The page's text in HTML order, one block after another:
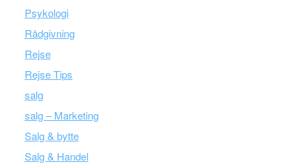
Psykologi
Rådgivning
Rejse
Rejse Tips
salg
salg – Marketing
Salg & bytte
Salg & Handel